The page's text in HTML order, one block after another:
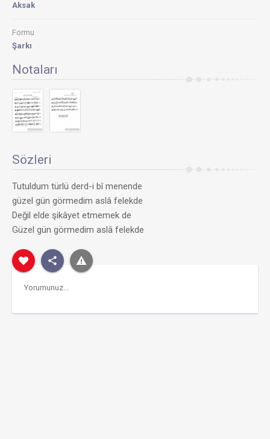
Aksak
Formu
Şarkı
Notaları
Sözleri
Tutuldum türlü derd-i bî menende
güzel gün görmedim aslâ felekde
Değil elde şikâyet etmemek de
Güzel gün görmedim aslâ felekde